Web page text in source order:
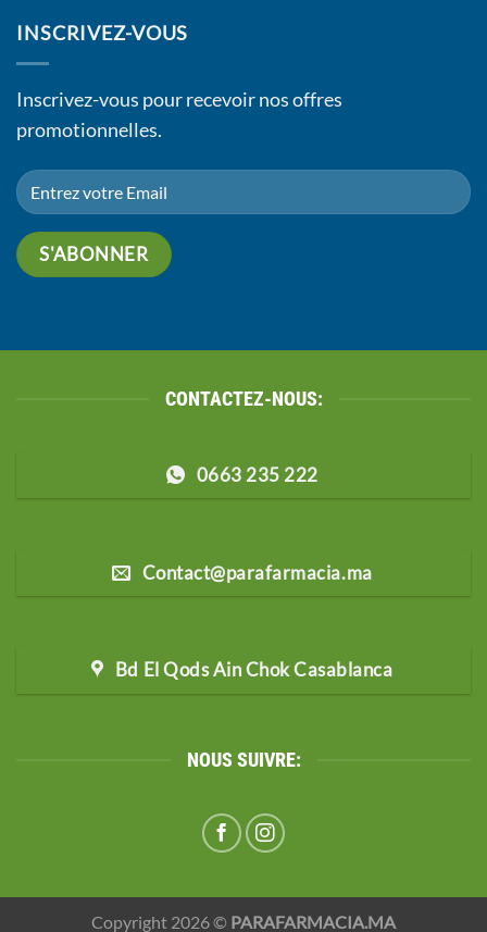
INSCRIVEZ-VOUS
Inscrivez-vous pour recevoir nos offres
promotionnelles.
CONTACTEZ-NOUS:
0663 235 222
Contact@parafarmacia.ma
Bd El Qods Ain Chok Casablanca
NOUS SUIVRE:
Copyright 2026 © PARAFARMACIA.MA